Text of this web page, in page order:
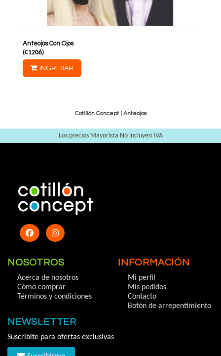
Anteojos Con Ojos
(C1206)
INGRESAR
Cotillón Concept | Anteojos
Los precios Mayorista No incluyen IVA
NOSOTROS
Acerca de nosotros
Cómo comprar
Términos y condiciones
INFORMACIÓN
Mi perfil
Mis pedidos
Contacto
Botón de arrepentimiento
NEWSLETTER
Suscribite para ofertas exclusivas